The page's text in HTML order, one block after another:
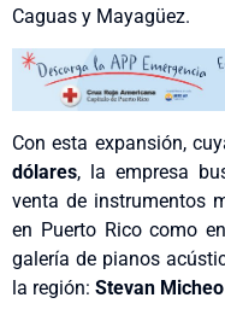
Caguas y Mayagüez.
Con esta expansión,
dólares, la empresa
venta de instrumentos
en Puerto Rico como
galería de pianos
la región: Stevan